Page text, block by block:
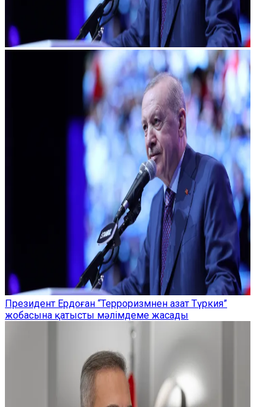
Президент Ердоған “Терроризмнен азат Түркия”
жобасына қатысты мәлімдеме жасады